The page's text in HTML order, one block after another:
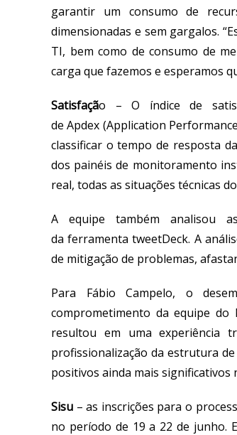
garantir um consumo de
dimensionadas e sem gargalos.
TI, bem como de consumo de
carga que fazemos e esperamos
Satisfação – O índice de
deApdex (Application
classificar o tempo de resposta
dos painéis de monitoramento
real, todas as situações técnicas
A equipe também analisou
daferramentatweetDeck. A
de mitigação de problemas,
Para Fábio Campelo, o
comprometimento da equipe do
resultou em uma experiência
profissionalização da estrutura
positivos ainda mais significativos
Sisu – as inscrições para o
no período de 19 a 22 de junho.